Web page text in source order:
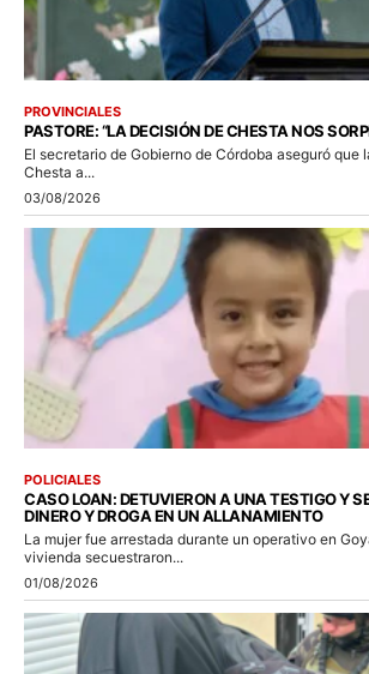
PROVINCIALES
PASTORE: “LA DECISIÓN DE CHESTA NOS
El secretario de Gobierno de Córdoba aseguró que
Chesta a...
03/08/2026
POLICIALES
CASO LOAN: DETUVIERON A UNA TESTIGO Y
DINERO Y DROGA EN UN ALLANAMIENTO
La mujer fue arrestada durante un operativo en
vivienda secuestraron...
01/08/2026